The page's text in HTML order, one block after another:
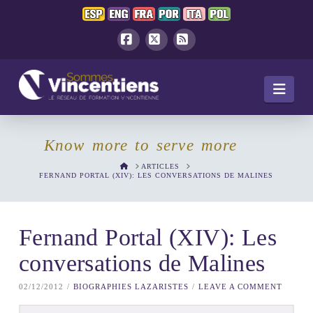
Know more to serve more
HOMEARTICLES
FERNAND PORTAL (XIV): LES CONVERSATIONS DE MALINES
Fernand Portal (XIV): Les
conversations de Malines
02/12/2012 BIOGRAPHIES LAZARISTES LEAVE A COMMENT